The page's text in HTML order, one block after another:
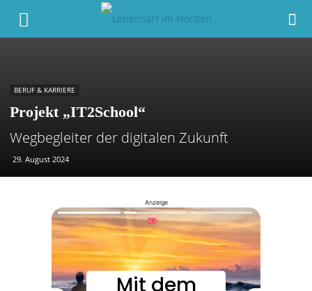
BERUF & KARRIERE
Projekt „IT2School“
Wegbegleiter der digitalen Zukunft
29. August 2024
Anzeige